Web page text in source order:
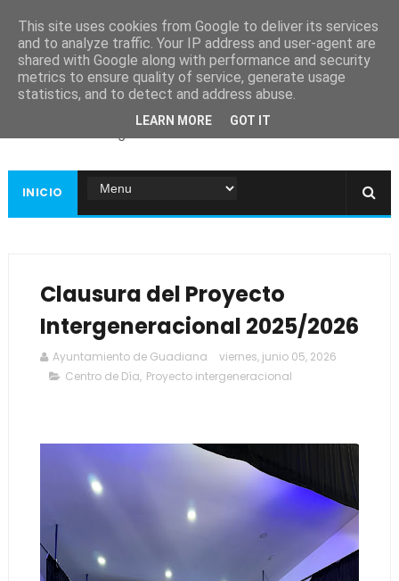
Ayuntamiento de
Guadiana
INICIO
Clausura del Proyecto
Intergeneracional 2025/2026
Ayuntamiento de Guadiana
viernes, junio 05, 2026
Centro de Día, Proyecto intergeneracional
This site uses cookies from Google to deliver its services
and to analyze traffic. Your IP address and user-agent are
shared with Google along with performance and security
metrics to ensure quality of service, generate usage
statistics, and to detect and address abuse.
LEARN MORE GOT IT